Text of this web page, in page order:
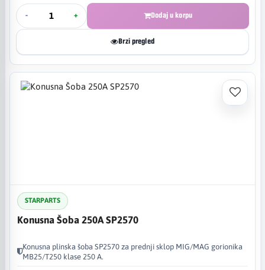
- + Dodaj u korpu
Brzi pregled
STARPARTS
Konusna Šoba 250A SP2570
Konusna plinska šoba SP2570 za prednji sklop MIG/MAG gorionika
MB25/T250 klase 250 A.